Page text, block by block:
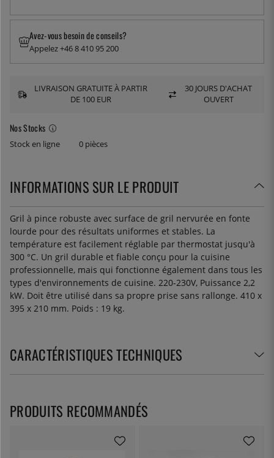
Nos Stocks
Stock en ligne 0 pièces
Avez-vous besoin de conseils?
Appelez +46 8 410 95 200
LIVRAISON GRATUITE À PARTIR
DE 100 EUR
30 JOURS D'ACHAT
OUVERT
INFORMATIONS SUR LE PRODUIT
Gril à pince robuste avec surface de gril nervurée en fonte
lourde pour des résultats uniformes et stables. La
température est facilement réglable par thermostat jusqu'à
300 °C. Un gril durable et fiable conçu pour la cuisine
professionnelle, mais qui fonctionne également dans tous les
types d'environnements de cuisine. 220-230V, Puissance 2,2
kW. Doit être utilisé dans sa propre prise sans rallonge. 410 x
395 x 210 mm. Poids : 19 kg.
CARACTÉRISTIQUES TECHNIQUES
PRODUITS RECOMMANDÉS